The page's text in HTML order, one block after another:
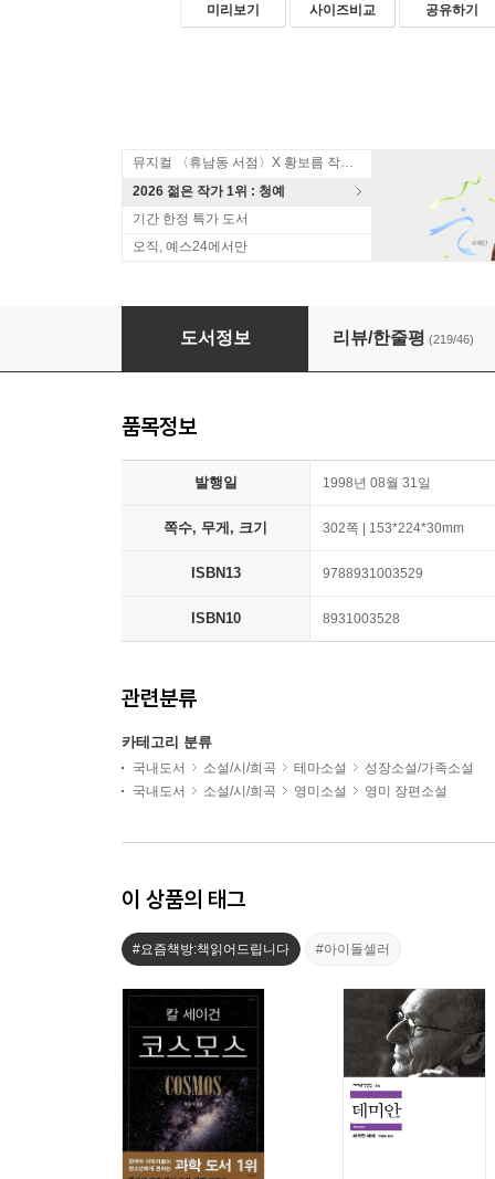
미리보기 사이즈비교 공유하기
뮤지컬 〈휴남동 서점〉X 황보름 작가 북토크
2026 젊은 작가 1위 : 청예
기간 한정 특가 도서
오직, 예스24에서만
호밀밭의 파수꾼
도서정보 리뷰/한줄평 (219/46)
품목정보
발행일 1998년 08월 31일
쪽수, 무게, 크기 302쪽 | 153*224*30mm
ISBN13 9788931003529
ISBN10 8931003528
관련분류
카테고리 분류
국내도서 소설/시/희곡 테마소설
성장소설/가족소설
국내도서
소설/시/희곡 영미소설 영미 장편소설
이 상품의 태그
#요즘책방:책읽어드립니다 #아이돌셀러